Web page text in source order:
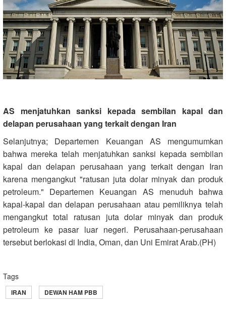
AS menjatuhkan sanksi kepada sembilan kapal dan
delapan perusahaan yang terkait dengan Iran
Selanjutnya; Departemen Keuangan AS mengumumkan
bahwa mereka telah menjatuhkan sanksi kepada sembilan
kapal dan delapan perusahaan yang terkait dengan Iran
karena mengangkut "ratusan juta dolar minyak dan produk
petroleum." Departemen Keuangan AS menuduh bahwa
kapal-kapal dan delapan perusahaan atau pemiliknya telah
mengangkut total ratusan juta dolar minyak dan produk
petroleum ke pasar luar negeri. Perusahaan-perusahaan
tersebut berlokasi di India, Oman, dan Uni Emirat Arab.(PH)
Tags
IRAN DEWAN HAM PBB